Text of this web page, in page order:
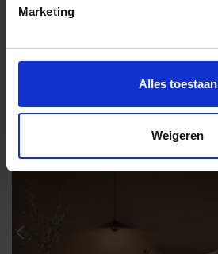
Marketing
Alles toestaan
Weigeren
Previous